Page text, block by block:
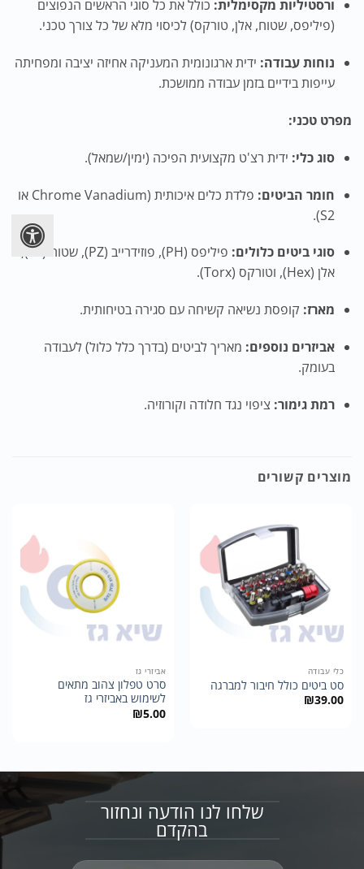
ורסטיליות מקסימלית: כולל את כל סוגי הראשים הנפוצים
(פיליפס, שטוח, אלן, טורקס) לכיסוי מלא של כל צורך טכני.
נוחות עבודה: ידית ארגונומית המעניקה אחיזה יציבה ומפחיתה
עייפות בידיים בזמן עבודה ממושכת.
מפרט טכני:
סוג כלי: ידית רצ'ט מקצועית הפיכה (ימין/שמאל).
חומר הביטים:
פלדת כלים איכותית (Chrome Vanadium או
S2).
סוגי ביטים כלולים:
פיליפס (PH), פוזידרייב (PZ), שטוח (SL),
אלן (Hex), וטורקס (Torx).
מארז: קופסת נשיאה קשיחה עם סגירה בטיחותית.
אביזרים נוספים: מאריך לביטים (בדרך כלל כלול) לעבודה
בעומק.
רמת גימור: ציפוי נגד חלודה וקורוזיה.
מוצרים קשורים
כלי עבודה
סט ביטים כולל חיבור למברגה
₪39.00
אביזרי גז
סרט טפלון צהוב מתאים
לשימוש באביזרי גז
₪5.00
שלחו לנו הודעה ונחזור
בהקדם